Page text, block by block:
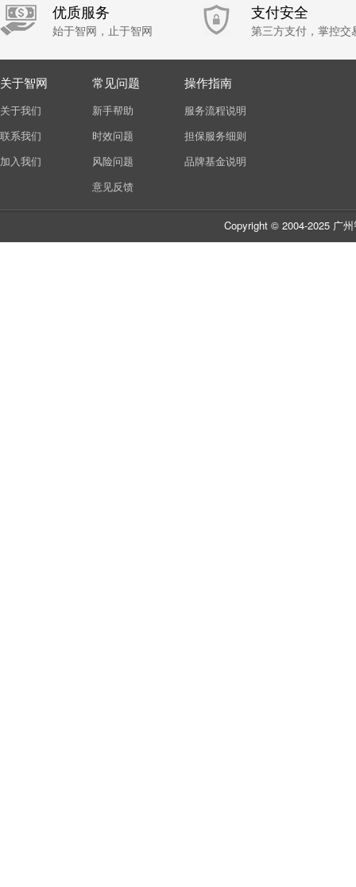
优质服务
始于智网，止于智网
支付安全
第三方支付，掌控交
关于智网
关于我们
联系我们
加入我们
常见问题
新手帮助
时效问题
风险问题
意见反馈
操作指南
服务流程说明
担保服务细则
品牌基金说明
Copyright © 2004-2025 广